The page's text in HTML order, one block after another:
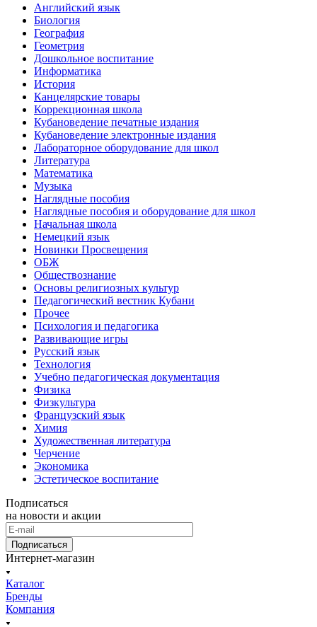
Английский язык
Биология
География
Геометрия
Дошкольное воспитание
Информатика
История
Канцелярские товары
Коррекционная школа
Кубановедение печатные издания
Кубановедение электронные издания
Лабораторное оборудование для школ
Литература
Математика
Музыка
Наглядные пособия
Наглядные пособия и оборудование для школ
Начальная школа
Немецкий язык
Новинки Просвещения
ОБЖ
Обществознание
Основы религиозных культур
Педагогический вестник Кубани
Прочее
Психология и педагогика
Развивающие игры
Русский язык
Технология
Учебно педагогическая документация
Физика
Физкультура
Французский язык
Химия
Художественная литература
Черчение
Экономика
Эстетическое воспитание
Подписаться
на новости и акции
Подписаться
Интернет-магазин
Каталог
Бренды
Компания